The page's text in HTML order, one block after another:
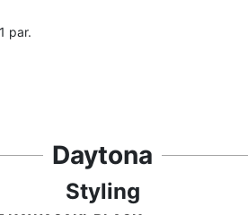
par.
Daytona
Styling